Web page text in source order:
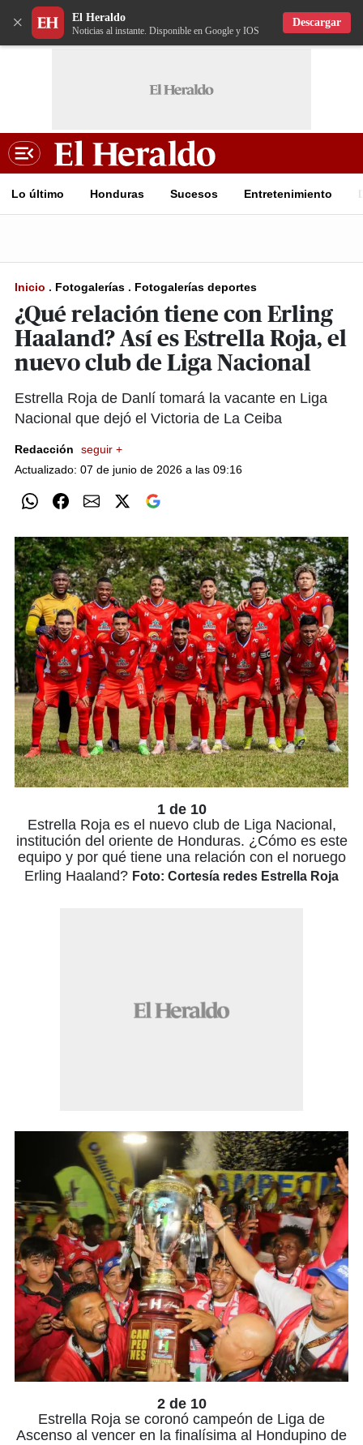
× El Heraldo
Noticias al instante. Disponible en Google y IOS
Descargar
Lo último Honduras Sucesos Entretenimiento
Inicio . Fotogalerías . Fotogalerías deportes
¿Qué relación tiene con Erling
Haaland? Así es Estrella Roja, el
nuevo club de Liga Nacional
Estrella Roja de Danlí tomará la vacante en Liga
Nacional que dejó el Victoria de La Ceiba
Redacción
seguir +
Actualizado: 07 de junio de 2026 a las 09:16
1 de 10
Estrella Roja es el nuevo club de Liga Nacional,
institución del oriente de Honduras. ¿Cómo es este
equipo y por qué tiene una relación con el noruego
Erling Haaland? Foto: Cortesía redes Estrella Roja
2 de 10
Estrella Roja se coronó campeón de Liga de
Ascenso al vencer en la finalísima al Hondupino de